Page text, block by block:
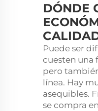
DÓNDE
Puede ser
cuesten una
pero
línea. Hay
asequibles.
se compra